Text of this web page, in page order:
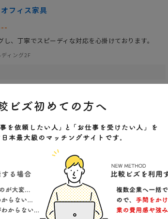
フィス家具
、丁寧でスピーディな対応を心掛けております。
ィング2F
ード重視
めな対応
会社規模
回線
コピー機・複合機
ビジネスフォン
オフィス移転
オフィスセキュリティ